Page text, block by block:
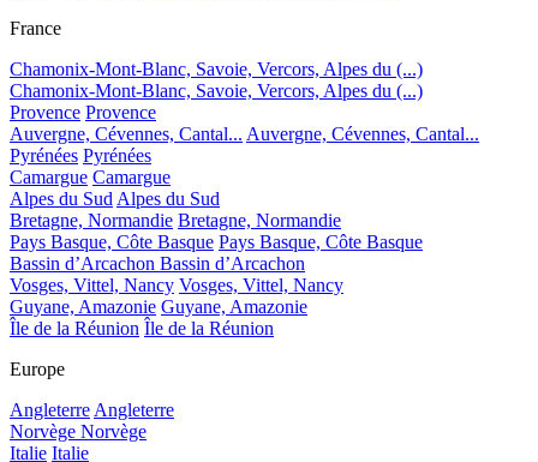
France
Chamonix-Mont-Blanc, Savoie, Vercors, Alpes du (...)
Chamonix-Mont-Blanc, Savoie, Vercors, Alpes du (...)
Provence Provence
Auvergne, Cévennes, Cantal... Auvergne, Cévennes, Cantal...
Pyrénées Pyrénées
Camargue Camargue
Alpes du SudAlpes du Sud
Bretagne, Normandie Bretagne, Normandie
Pays Basque, Côte Basque Pays Basque, Côte Basque
Bassin d’Arcachon Bassin d’Arcachon
Vosges, Vittel, Nancy Vosges, Vittel, Nancy
Guyane, Amazonie Guyane, Amazonie
Île de la Réunion Île de la Réunion
Europe
AngleterreAngleterre
Norvège Norvège
Italie Italie